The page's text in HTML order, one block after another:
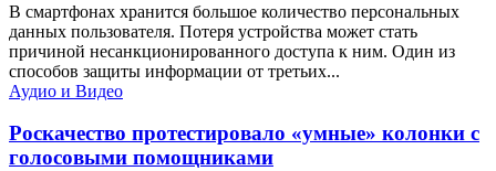
В смартфонах хранится большое количество персональных
данных пользователя. Потеря устройства может стать
причиной несанкционированного доступа к ним. Один из
способов защиты информации от третьих...
Аудио и Видео
Роскачество протестировало «умные» колонки с
голосовыми помощниками